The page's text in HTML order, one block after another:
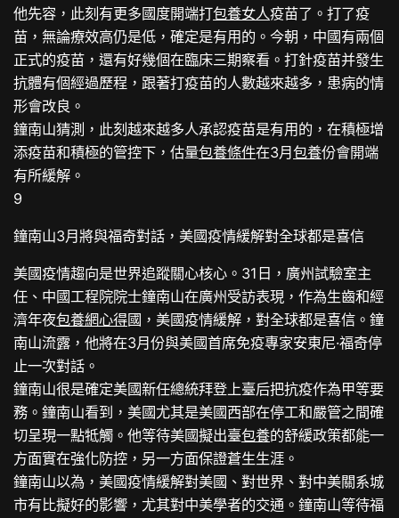
他先容，此刻有更多國度開端打包養女人疫苗了。打了疫
苗，無論療效高仍是低，確定是有用的。今朝，中國有兩個
正式的疫苗，還有好幾個在臨床三期察看。打針疫苗并發生
抗體有個經過歷程，跟著打疫苗的人數越來越多，患病的情
形會改良。
鐘南山猜測，此刻越來越多人承認疫苗是有用的，在積極增
添疫苗和積極的管控下，估量包養條件在3月包養份會開端
有所緩解。
9
鐘南山3月將與福奇對話，美國疫情緩解對全球都是喜信
美國疫情趨向是世界追蹤關心核心。31日，廣州試驗室主
任、中國工程院院士鐘南山在廣州受訪表現，作為生齒和經
濟年夜包養網心得國，美國疫情緩解，對全球都是喜信。鐘
南山流露，他將在3月份與美國首席免疫專家安東尼·福奇停
止一次對話。
鐘南山很是確定美國新任總統拜登上臺后把抗疫作為甲等要
務。鐘南山看到，美國尤其是美國西部在停工和嚴管之間確
切呈現一點牴觸。他等待美國擬出臺包養的舒緩政策都能一
方面實在強化防控，另一方面保證蒼生生涯。
鐘南山以為，美國疫情緩解對美國、對世界、對中美關系城
市有比擬好的影響，尤其對中美學者的交通。鐘南山等待福